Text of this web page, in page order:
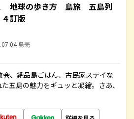
地球の歩き方 島旅 五島列
訂版
発売
、絶品島ごはん、古民家ステイな
五島の魅力をギュッと凝縮。さあ、